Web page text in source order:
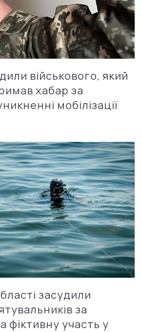
військового, який
хабар за
мобілізації
засудили
за
фіктивну участь у